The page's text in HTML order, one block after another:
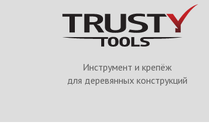
Инструмент и крепёж
для деревянных конструкций